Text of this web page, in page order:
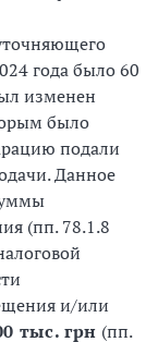
года было 60
изменен
было
подали
Данное
(пп. 78.1.8
и/или
тыс. грн (пп.